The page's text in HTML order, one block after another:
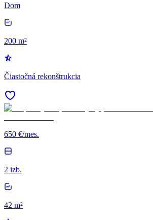
Dom
200 m²
Čiastočná rekonštrukcia
650 €/mes.
2 izb.
42 m²